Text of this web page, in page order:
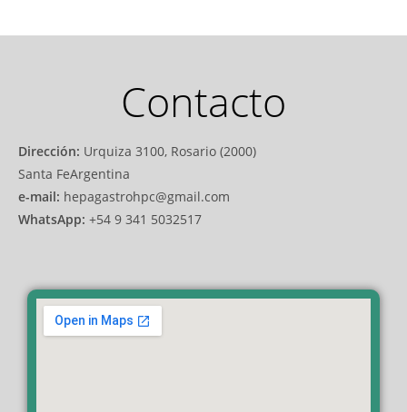
Contacto
Dirección: Urquiza 3100, Rosario (2000)
Santa FeArgentina
e-mail: hepagastrohpc@gmail.com
WhatsApp: +54 9 341 5032517